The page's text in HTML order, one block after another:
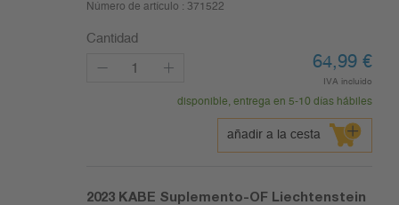
Número de artículo : 371522
Cantidad
64,99 €
IVA incluido
disponible, entrega en 5-10 días hábiles
añadir a la cesta
2023 KABE Suplemento-OF Liechtenstein